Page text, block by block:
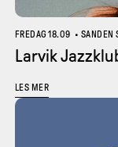
FREDAG 18.09 • SANDEN
Larvik
LES MER